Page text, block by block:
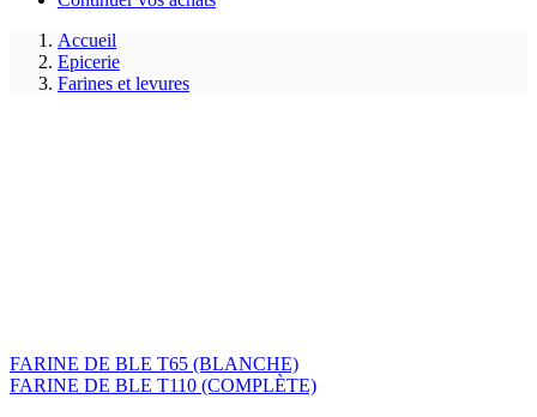
Accueil
Epicerie
Farines et levures
FARINE DE BLE T65 (BLANCHE)
FARINE DE BLE T110 (COMPLÈTE)